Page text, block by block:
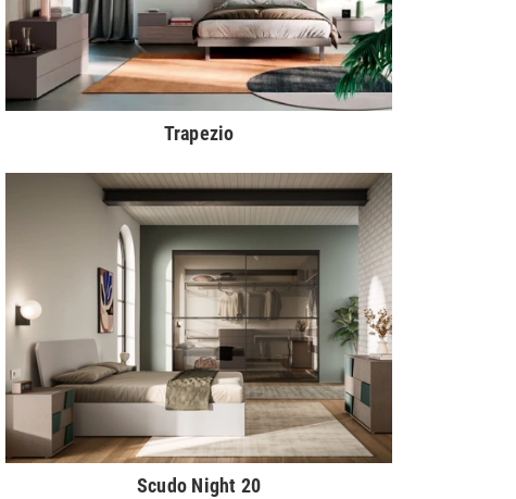
Trapezio
Scudo Night 20